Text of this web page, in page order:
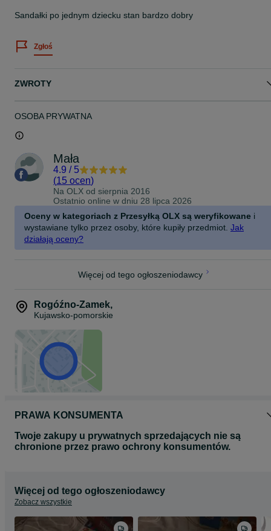
Sandałki po jednym dziecku stan bardzo dobry
Zgłoś
ZWROTY
OSOBA PRYWATNA
Mała
4.9 / 5
(15 ocen)
Na OLX od sierpnia 2016
Ostatnio online w dniu 28 lipca 2026
Oceny w kategoriach z Przesyłką OLX są weryfikowane i
wystawiane tylko przez osoby, które kupiły przedmiot. Jak
działają oceny?
Więcej od tego ogłoszeniodawcy
Rogóźno-Zamek,
Kujawsko-pomorskie
PRAWA KONSUMENTA
Twoje zakupy u prywatnych sprzedających nie są
chronione przez prawo ochrony konsumentów.
Więcej od tego ogłoszeniodawcy
Zobacz wszystkie